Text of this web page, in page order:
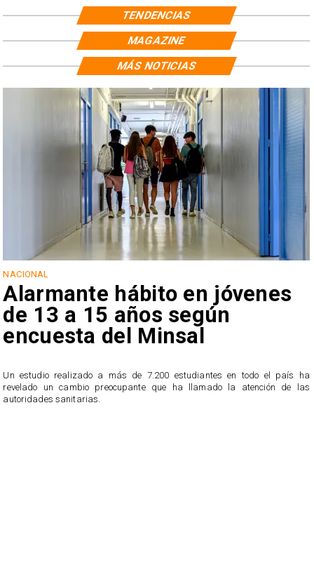
TENDENCIAS
MAGAZINE
NACIONAL
Alarmante hábito en jóvenes
de 13 a 15 años según
encuesta del Minsal
Un estudio realizado a más de 7.200 estudiantes en todo el país ha
revelado un cambio preocupante que ha llamado la atención de las
autoridades sanitarias.
MÁS NOTICIAS